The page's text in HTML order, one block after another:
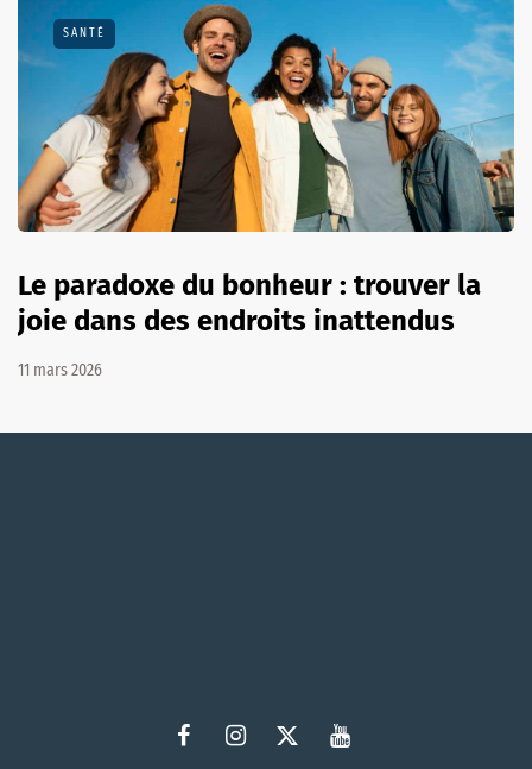
SANTÉ
Le paradoxe du bonheur : trouver la
joie dans des endroits inattendus
11 mars 2026